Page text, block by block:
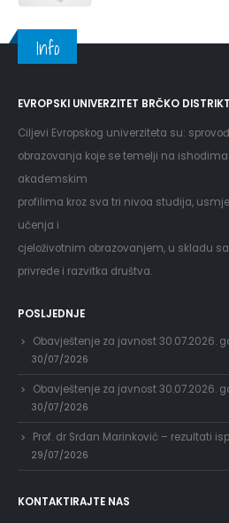
Info
EVROPSKI UNIVERZITET BRČKO DISTRIKT
Ciljevi Evropskog univerziteta su:
obrazovanja koje se temelji na
akademskim
profilima kroz sva tri nivoa studija,
učenja i
cjeloživotnim obrazovanjem, u skladu
privrede i razvitka društva.
POSLJEDNJE
Obavještenje za javnost 30.07.2026.
30/07/2026
Obavještenje za javnost 30.07.2026.
30/07/2026
Prof. dr Srđan Marinković – rezultati
29/07/2026
KONTAKTIRAJTE NAS